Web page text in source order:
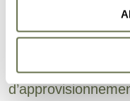
des principes